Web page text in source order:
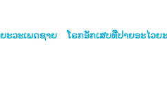
ະ​ວະ​ເພດ​ຊາຍ ໂຣກອັກເສບທີ່ປາຍອະໄວຍ